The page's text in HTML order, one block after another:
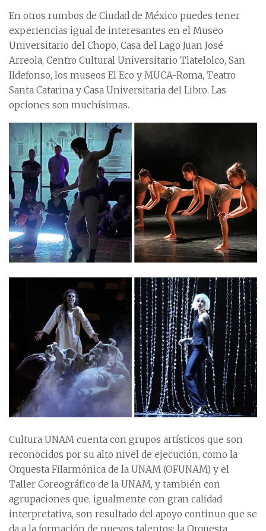
En otros rumbos de Ciudad de México puedes tener
experiencias igual de interesantes en el Museo
Universitario del Chopo, Casa del Lago Juan José
Arreola, Centro Cultural Universitario Tlatelolco, San
Ildefonso, los museos El Eco y MUCA-Roma, Teatro
Santa Catarina y Casa Universitaria del Libro. Las
opciones son muchísimas.
Cultura UNAM cuenta con grupos artísticos que son
reconocidos por su alto nivel de ejecución, como la
Orquesta Filarmónica de la UNAM (OFUNAM) y el
Taller Coreográfico de la UNAM, y también con
agrupaciones que, igualmente con gran calidad
interpretativa, son resultado del apoyo continuo que se